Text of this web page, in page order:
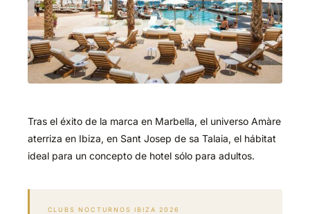
Tras el éxito de la marca en Marbella, el universo Amàre
aterriza en Ibiza, en Sant Josep de sa Talaia, el hábitat
ideal para un concepto de hotel sólo para adultos.
CLUBS NOCTURNOS IBIZA 2026